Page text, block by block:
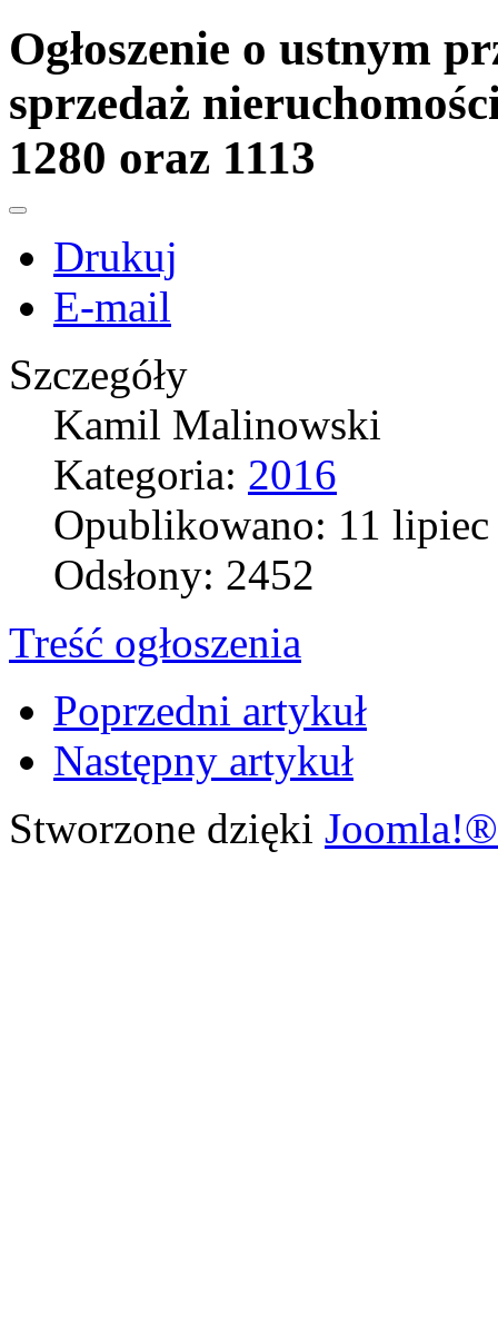
Ogłoszenie o ustnym
sprzedaż
1280 oraz 1113
Drukuj
E-mail
Szczegóły
Kamil Malinowski
Kategoria: 2016
Opublikowano: 11 lipiec
Odsłony: 2452
Treść ogłoszenia
Poprzedni artykuł
Następny artykuł
Stworzone dzięki Joomla!®